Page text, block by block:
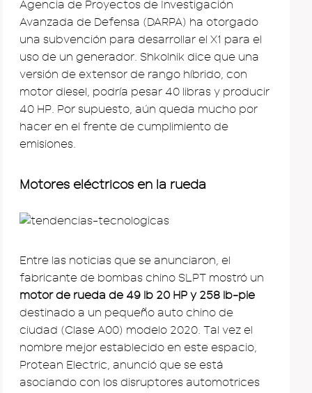
Agencia de Proyectos de Investigación
Avanzada de Defensa (DARPA) ha otorgado
una subvención para desarrollar el X1 para el
uso de un generador. Shkolnik dice que una
versión de extensor de rango híbrido, con
motor diesel, podría pesar 40 libras y producir
40 HP. Por supuesto, aún queda mucho por
hacer en el frente de cumplimiento de
emisiones.
Motores eléctricos en la rueda
Entre las noticias que se anunciaron, el
fabricante de bombas chino SLPT mostró un
motor de rueda de 49 lb 20 HP y 258 lb-pie
destinado a un pequeño auto chino de
ciudad (Clase A00) modelo 2020. Tal vez el
nombre mejor establecido en este espacio,
Protean Electric, anunció que se está
asociando con los disruptores automotrices